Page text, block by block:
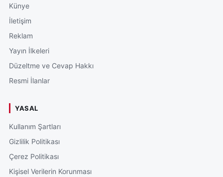
Künye
İletişim
Reklam
Yayın İlkeleri
Düzeltme ve Cevap Hakkı
Resmi İlanlar
YASAL
Kullanım Şartları
Gizlilik Politikası
Çerez Politikası
Kişisel Verilerin Korunması